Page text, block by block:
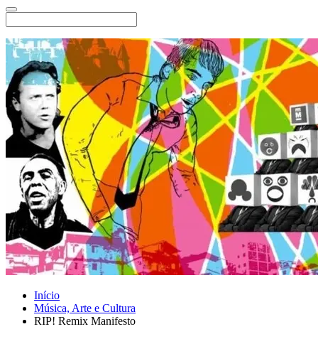
Início
Música, Arte e Cultura
RIP! Remix Manifesto